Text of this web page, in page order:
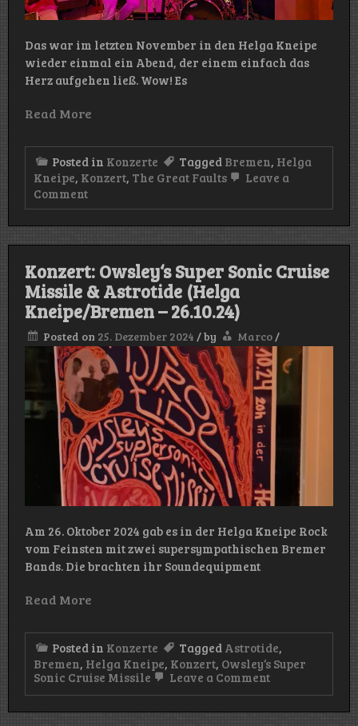
Das war im letzten November in den Helga Kneipe
wieder einmal ein Abend, der einem einfach das
Herz aufgehen ließ. Wow! Es
Read More
Posted in Konzerte Tagged Bremen, Helga
Kneipe, Konzert, The Great Faults
Leave a
Commenton
Konzert:
Faults
Kneipe/Bremen
–
15.11.24)
Konzert: Owsley‘s Super Sonic Cruise
Missile & Astrotide (Helga
Kneipe/Bremen – 26.10.24)
Posted on 25. Dezember 2024 /by Marco /
Am 26. Oktober 2024 gab es in der Helga Kneipe Rock
vom Feinsten mit zwei supersympathischen Bremer
Bands. Die brachten ihr Soundequipment
Read More
Posted in Konzerte Tagged Astrotide,
Bremen, Helga Kneipe, Konzert, Owsley‘s Super
Sonic Cruise Missile
Leave a Commenton
Super